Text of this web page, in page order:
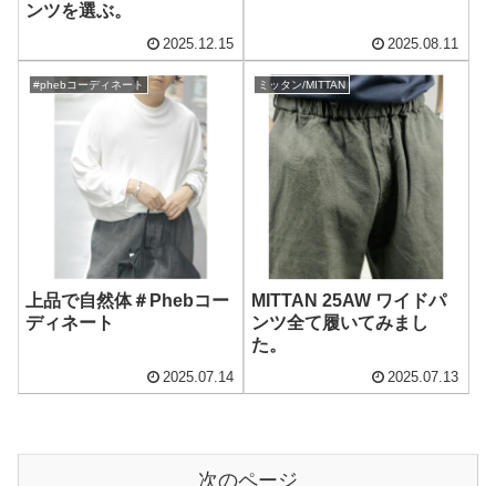
ンツを選ぶ。
2025.12.15 2025.08.11
#phebコーディネート
上品で自然体＃Phebコー
ディネート
2025.07.14
ミッタン/MITTAN
MITTAN 25AW ワイドパ
ンツ全て履いてみまし
た。
2025.07.13
次のページ